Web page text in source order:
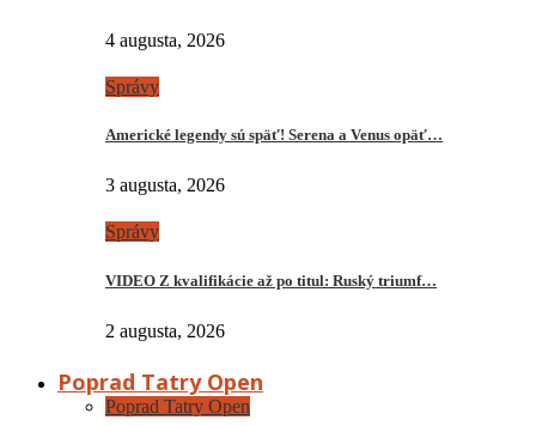
4 augusta, 2026
Správy
Americké legendy sú späť! Serena a Venus opäť…
3 augusta, 2026
Správy
VIDEO Z kvalifikácie až po titul: Ruský triumf…
2 augusta, 2026
Poprad Tatry Open
Poprad Tatry Open